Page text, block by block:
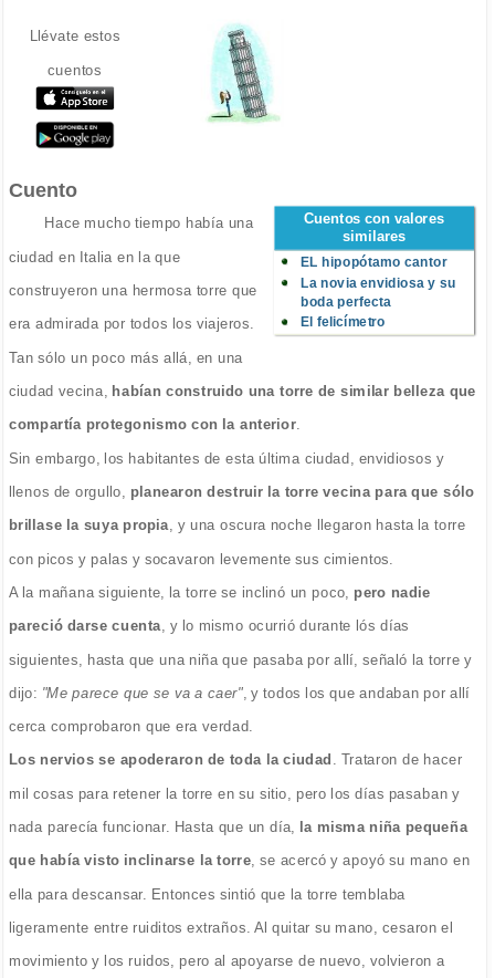
Llévate estos
cuentos
Cuento
Cuentos con valores
similares
EL hipopótamo cantor
La novia envidiosa y su
boda perfecta
El felicímetro
Hace mucho tiempo había una
ciudad en Italia en la que
construyeron una hermosa torre que
era admirada por todos los viajeros.
Tan sólo un poco más allá, en una
ciudad vecina, habían construido una torre de similar belleza que
compartía protegonismo con la anterior.
Sin embargo, los habitantes de esta última ciudad, envidiosos y
llenos de orgullo, planearon destruir la torre vecina para que sólo
brillase la suya propia , y una oscura noche llegaron hasta la torre
con picos y palas y socavaron levemente sus cimientos.
A la mañana siguiente, la torre se inclinó un poco, pero nadie
pareció darse cuenta , y lo mismo ocurrió durante lós días
siguientes, hasta que una niña que pasaba por allí, señaló la torre y
dijo: "Me parece que se va a caer", y todos los que andaban por allí
cerca comprobaron que era verdad.
Los nervios se apoderaron de toda la ciudad . Trataron de hacer
mil cosas para retener la torre en su sitio, pero los días pasaban y
nada parecía funcionar. Hasta que un día, la misma niña pequeña
que había visto inclinarse la torre, se acercó y apoyó su mano en
ella para descansar. Entonces sintió que la torre temblaba
ligeramente entre ruiditos extraños. Al quitar su mano, cesaron el
movimiento y los ruidos, pero al apoyarse de nuevo, volvieron a